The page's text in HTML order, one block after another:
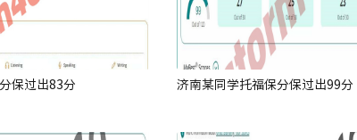
保过出83分 济南某同学托福保分保过出99分